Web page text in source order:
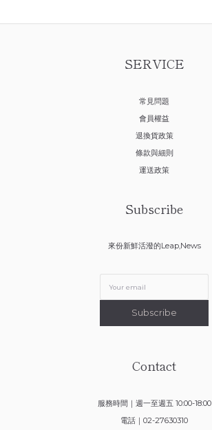
SERVICE
常見問題
會員權益
退換貨政策
條款與細則
運送政策
Subscribe
來份新鮮活潑的Leap,News
Subscribe
Contact
服務時間｜週一至週五 10:00-18:00
電話｜02-27630310